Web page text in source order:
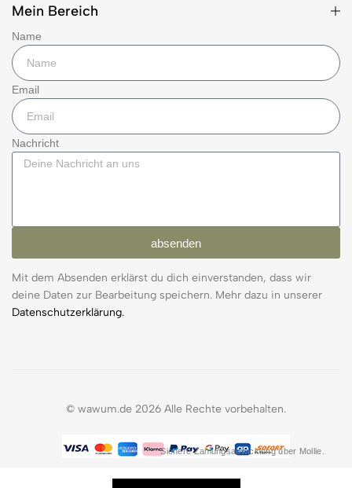
Mein Bereich
Name
Email
Nachricht
absenden
Mit dem Absenden erklärst du dich einverstanden, dass wir
deine Daten zur Bearbeitung speichern. Mehr dazu in unserer
Datenschutzerklärung.
© wawum.de 2026 Alle Rechte vorbehalten.
Sichere Zahlungsabwicklung über Mollie.